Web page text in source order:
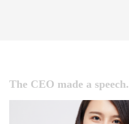
The CEO made a speech.